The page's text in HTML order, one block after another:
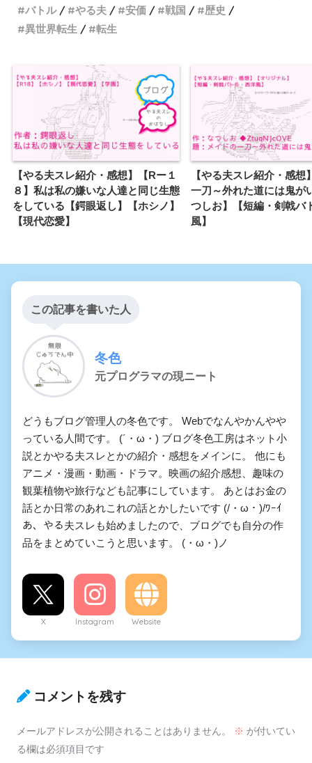
ようです
やる夫エロ本棚
やる夫は戦国時代に生まれて
しまったようです
エロゲー的な魔法学園もの
やる夫が憑依したり転生する
ようです
(やる夫RSS)
夫は同居人に苦労させられる
やる夫はディステニープラン
に選ばれたようです
やる夫は陰の実力者【だっ
劇場版 電光超人ストライク や
る夫のことが大大大大大好き
な100人の彼女たち
やる夫は二度目の人生で成長
せざるを得ないようです
ドブカス廻戦
無職転生～やる夫だって本気
だす～
貴方は孕みto Nightようです
やる夫はルドラサウム大陸に
やる夫もまたブリタニアの皇
バトル
やる夫 安価 戦国
歴史
異世界転生
転生
【やる夫スレ紹介・感想】【Rー１
８】私は私の嫌いな人達と同じ生態
をしている【鍔眼返し】【ホシノ】
【現代恋愛】
【やる夫スレ紹介・感想
一刀～外れた道には鬼が
つしお】【短編・剣戟バ
風】
この記事を書いた人
冬色
元プログラマの現ニート
どうもブログ管理人の冬色です。 Webでなんやかんやや
っている人間です。 (´・ω・) ブログ冬色工房はネット小
説とかやる夫スレとかの紹介・感想をメインに。 他にも
アニメ・漫画・動画・ドラマ。映画の紹介感想、趣味の
観葉植物や旅行なども記事にしています。 あとはお金の
話とか日常のあれこれの話とかしたいです (/・ω・)/ﾜｰｲ
あ、やる夫スレも始めましたので、ブログでも自分の作
品をまとめていこうと思います。 (・ω・)ノ
X Instagram Website
コメントを残す
メールアドレスが公開されることはありません。 ※ が付いてい
る欄は必須項目です